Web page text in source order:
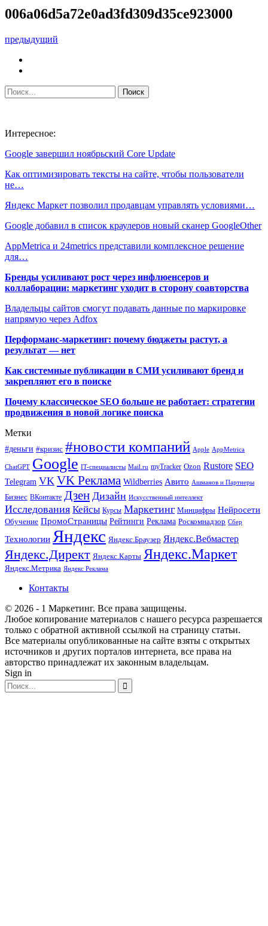
006a06d5a72e0ad3fd309d35ce923000
предыдущий
Интересное:
Google завершил ноябрьский Core Update
Как оптимизировать тексты на сайте, чтобы пользователи
не…
Яндекс Маркет позволил продавцам управлять условиями…
Google добавил в список краулеров новый сканер GoogleOther
AppMetrica и 24metrics представили комплексное решение
для…
Бренды усиливают рост через инфлюенсеров и
коллаборации: маркетинг уходит в сторону соавторства
Владельцы сайтов смогут подавать данные по маркировке
напрямую через Adfox
Перформанс-маркетинг: почему бюджеты растут, а
результат — нет
Как системные публикации в СМИ усиливают бренд и
закрепляют его в поиске
Почему классическое SEO больше не работает: стратегии
продвижения в новой логике поиска
Метки
#деньги #кризис #новости компаний Apple AppMetrica
ChatGPT Google IT-специалисты Mail.ru myTracker Ozon Rustore SEO
Telegram VK VK Реклама Wildberries Авито Ашманов и Партнеры
Бизнес ВКонтакте Дзен Дизайн Искусственный интеллект
Исследования Кейсы Курсы Маркетинг Минцифры Нейросети
Обучение ПромоСтраницы Рейтинги Реклама Роскомнадзор Сбер
Технологии Яндекс Яндекс.Браузер Яндекс.Вебмастер
Яндекс.Директ Яндекс.Карты Яндекс.Маркет
Яндекс.Метрика Яндекс Реклама
Контакты
© 2026 - 1 Маркетинг. Все права защищены.
Любое копирование материалов с нашего ресурса разрешается
только с обратной активной ссылкой на страницу статьи.
Все материалы опубликованные на сайте взяты с открытых
источников и других порталов интернета, все права на
авторство принадлежат их законным владельцам.
Sign in